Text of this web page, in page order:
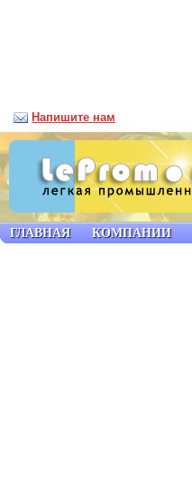
ГЛАВНАЯ КОМПАНИИ
Напишите нам